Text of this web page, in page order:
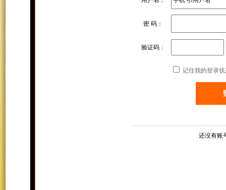
密 码：
验证码 ：
记住我的登录
还没有账